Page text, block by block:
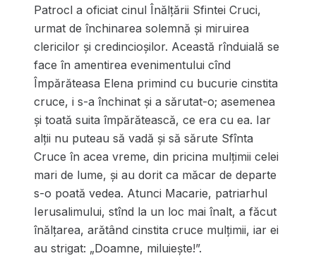
Patrocl a oficiat cinul Înălțării Sfintei Cruci,
urmat de închinarea solemnă și miruirea
clericilor și credincioșilor. Această rînduială se
face în amentirea evenimentului cînd
Împărăteasa Elena primind cu bucurie cinstita
cruce, i s-a închinat și a sărutat-o; asemenea
și toată suita împărătească, ce era cu ea. Iar
alții nu puteau să vadă și să sărute Sfînta
Cruce în acea vreme, din pricina mulțimii celei
mari de lume, și au dorit ca măcar de departe
s-o poată vedea. Atunci Macarie, patriarhul
Ierusalimului, stînd la un loc mai înalt, a făcut
înălțarea, arătând cinstita cruce mulțimii, iar ei
au strigat: „Doamne, miluiește!”.